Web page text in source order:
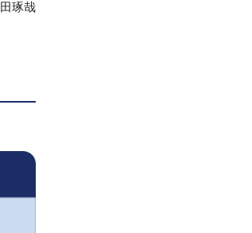
琢哉